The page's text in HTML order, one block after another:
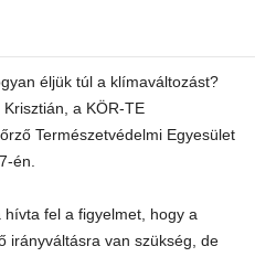
éljük túl a klímaváltozást?
a KÖR-TE
Természetvédelmi Egyesület
én.
fel a figyelmet, hogy a
irányváltásra van szükség, de